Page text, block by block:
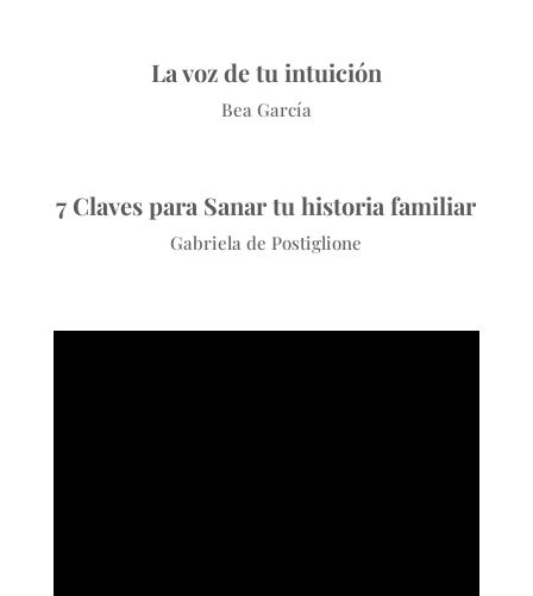
La voz de tu intuición
Bea García
7 Claves para Sanar tu historia familiar
Gabriela de Postiglione